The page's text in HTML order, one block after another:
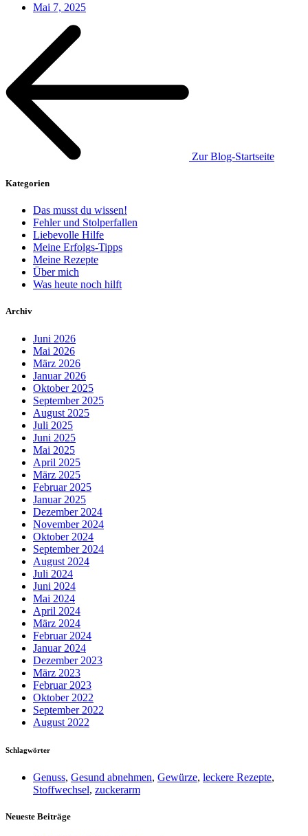
Mai 7, 2025
Zur Blog-Startseite
Kategorien
Das musst du wissen!
Fehler und Stolperfallen
Liebevolle Hilfe
Meine Erfolgs-Tipps
Meine Rezepte
Über mich
Was heute noch hilft
Archiv
Juni 2026
Mai 2026
März 2026
Januar 2026
Oktober 2025
September 2025
August 2025
Juli 2025
Juni 2025
Mai 2025
April 2025
März 2025
Februar 2025
Januar 2025
Dezember 2024
November 2024
Oktober 2024
September 2024
August 2024
Juli 2024
Juni 2024
Mai 2024
April 2024
März 2024
Februar 2024
Januar 2024
Dezember 2023
März 2023
Februar 2023
Oktober 2022
September 2022
August 2022
Schlagwörter
Genuss, Gesund abnehmen, Gewürze, leckere Rezepte,
Stoffwechsel, zuckerarm
Neueste Beiträge